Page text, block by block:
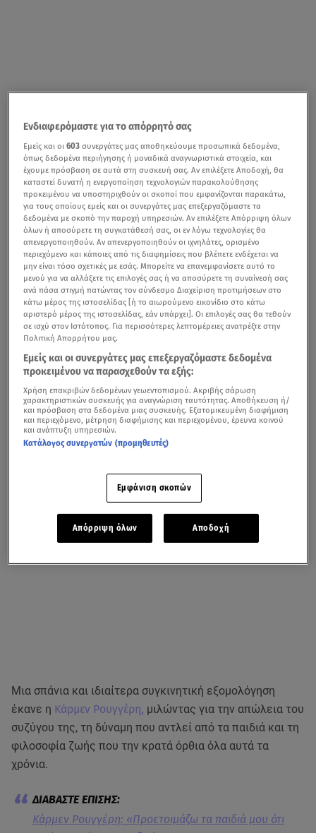
Μια σπάνια και ιδιαίτερα συγκινητική εξομολόγηση
έκανε η Κάρμεν Ρουγγέρη, μιλώντας για την απώλεια του
συζύγου της, τη δύναμη που αντλεί από τα παιδιά και τη
φιλοσοφία ζωής που την κρατά όρθια όλα αυτά τα
χρόνια.
Κάρμεν Ρουγγέρη: «Προετοιμάζω τα παιδιά μου ότι
Ενδιαφερόμαστε για το απόρρητό σας
Εμείς και οι603 συνεργάτες μας αποθηκεύουμε προσωπικά δεδομένα,
όπως δεδομένα περιήγησης ή μοναδικά αναγνωριστικά στοιχεία, και
έχουμε πρόσβαση σε αυτά στη συσκευή σας. Αν επιλέξετε Αποδοχή, θα
καταστεί δυνατή η ενεργοποίηση τεχνολογιών παρακολούθησης
προκειμένου να υποστηριχθούν οι σκοποί που εμφανίζονται παρακάτω,
για τους οποίους εμείς και οι συνεργάτες μας επεξεργαζόμαστε τα
δεδομένα με σκοπό την παροχή υπηρεσιών. Αν επιλέξετε Απόρριψη όλων
όλων ή αποσύρετε τη συγκατάθεσή σας, οι εν λόγω τεχνολογίες θα
απενεργοποιηθούν. Αν απενεργοποιηθούν οι ιχνηλάτες, ορισμένο
περιεχόμενο και κάποιες από τις διαφημίσεις που βλέπετε ενδέχεται να
μην είναι τόσο σχετικές με εσάς. Μπορείτε να επανεμφανίσετε αυτό το
μενού για να αλλάξετε τις επιλογές σας ή να αποσύρετε τη συναίνεσή σας
ανά πάσα στιγμή πατώντας τον σύνδεσμο Διαχείριση προτιμήσεων στο
κάτω μέρος της ιστοσελίδας [ή το αιωρούμενο εικονίδιο στο κάτω
αριστερό μέρος της ιστοσελίδας, εάν υπάρχει]. Οι επιλογές σας θα τεθούν
σε ισχύ στον Ιστότοπος. Για περισσότερες λεπτομέρειες ανατρέξτε στην
Πολιτική Απορρήτου μας.
Εμείς και οι συνεργάτες μας επεξεργαζόμαστε δεδομένα
προκειμένου να παρασχεθούν τα εξής:
Χρήση επακριβών δεδομένων γεωεντοπισμού. Ακριβής σάρωση
χαρακτηριστικών συσκευής για αναγνώριση ταυτότητας. Αποθήκευση ή/
και πρόσβαση στα δεδομένα μιας συσκευής. Εξατομικευμένη διαφήμιση
και περιεχόμενο, μέτρηση διαφήμισης και περιεχομένου, έρευνα κοινού
και ανάπτυξη υπηρεσιών.
Κατάλογος συνεργατών (προμηθευτές)
Εμφάνιση σκοπών
Απόρριψη όλων Αποδοχή